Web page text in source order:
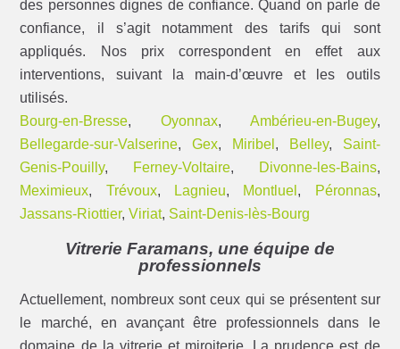
des personnes dignes de confiance. Quand on parle de
confiance, il s’agit notamment des tarifs qui sont
appliqués. Nos prix correspondent en effet aux
interventions, suivant la main-d’œuvre et les outils
utilisés.
Bourg-en-Bresse, Oyonnax, Ambérieu-en-Bugey,
Bellegarde-sur-Valserine,Gex, Miribel , Belley, Saint-
Genis-Pouilly, Ferney-Voltaire, Divonne-les-Bains,
Meximieux, Trévoux, Lagnieu, Montluel , Péronnas,
Jassans-Riottier,Viriat, Saint-Denis-lès-Bourg
Vitrerie Faramans, une équipe de
professionnels
Actuellement, nombreux sont ceux qui se présentent sur
le marché, en avançant être professionnels dans le